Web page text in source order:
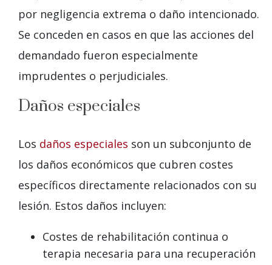
por negligencia extrema o daño intencionado.
Se conceden en casos en que las acciones del
demandado fueron especialmente
imprudentes o perjudiciales.
Daños especiales
Los daños especiales son un subconjunto de
los daños económicos que cubren costes
específicos directamente relacionados con su
lesión. Estos daños incluyen:
Costes de rehabilitación continua o
terapia necesaria para una recuperación